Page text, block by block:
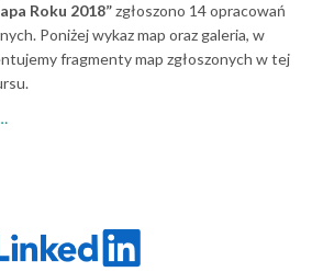
Roku 2018”zgłoszono 14 opracowań
Poniżej wykaz map oraz galeria, w
fragmenty map zgłoszonych w tej